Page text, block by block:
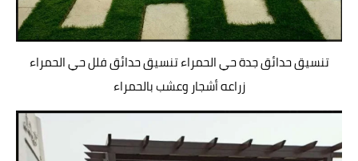
تنسيق حدائق جدة حي الحمراء تنسيق حدائق فلل حي الحمراء
زراعه أشجار وعشب بالحمراء